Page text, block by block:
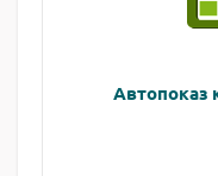
Автопоказ